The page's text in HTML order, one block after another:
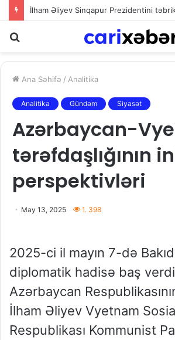
İlham Əliyev Sinqapur Prezidentini
Ana Səhifə / Analitika
Analitika Gündəm Siyasət
Azərbaycan-
tərəfdaşlığının
perspektivləri
May 13, 2025 1. 398
2025-ci il mayın 7-də
diplomatik hadisə baş
Azərbaycan
İlham Əliyev Vyetnam
Respublikası Kommunist